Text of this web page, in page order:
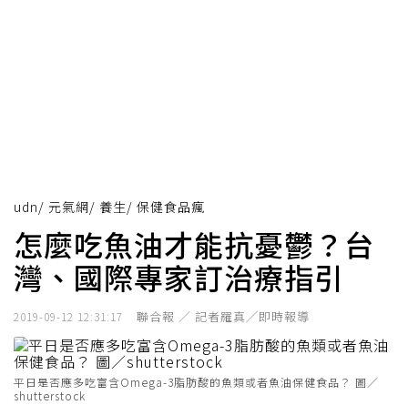
udn/ 元氣網/ 養生/ 保健食品瘋
怎麼吃魚油才能抗憂鬱？台
灣、國際專家訂治療指引
2019-09-12 12:31:17 聯合報 ／ 記者羅真╱即時報導
平日是否應多吃富含Omega-3脂肪酸的魚類或者魚油保健食品？ 圖／
shutterstock